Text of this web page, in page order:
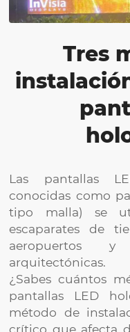
Tres
Las pantallas
conocidas como
tipo malla) se
escaparates de
aeropuertos
arquitectónicas.
¿Sabes cuántos
pantallas LED
método de
crítico que afecta